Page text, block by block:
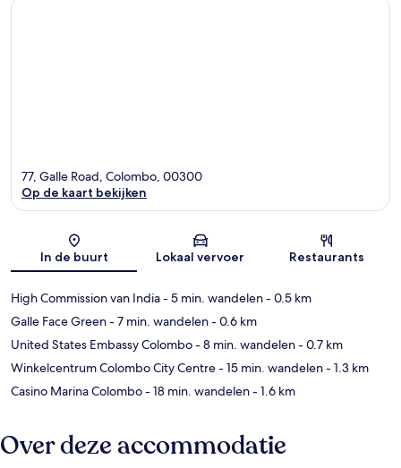
Kaart
77, Galle Road, Colombo, 00300
Op de kaart bekijken
In de buurt Lokaal vervoer Restaurants
High Commission van India- 5 min. wandelen- 0.5 km
Galle Face Green- 7 min. wandelen- 0.6 km
United States Embassy Colombo- 8 min. wandelen- 0.7 km
Winkelcentrum Colombo City Centre- 15 min. wandelen- 1.3 km
Casino Marina Colombo- 18 min. wandelen- 1.6 km
Over deze accommodatie